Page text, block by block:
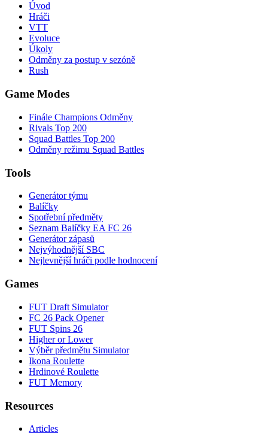
Úvod
Hráči
VTT
Evoluce
Úkoly
Odměny za postup v sezóně
Rush
Game Modes
Finále Champions Odměny
Rivals Top 200
Squad Battles Top 200
Odměny režimu Squad Battles
Tools
Generátor týmu
Balíčky
Spotřební předměty
Seznam Balíčky EA FC 26
Generátor zápasů
Nejvýhodnější SBC
Nejlevnější hráči podle hodnocení
Games
FUT Draft Simulator
FC 26 Pack Opener
FUT Spins 26
Higher or Lower
Výběr předmětu Simulator
Ikona Roulette
Hrdinové Roulette
FUT Memory
Resources
Articles